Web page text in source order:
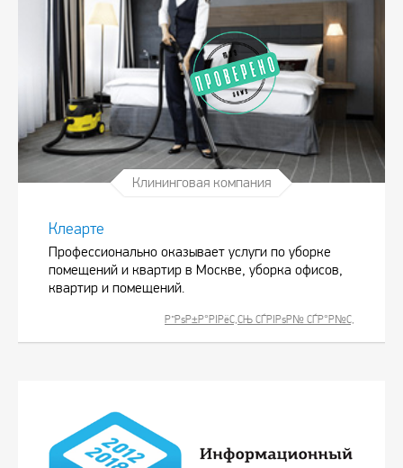
Клининговая компания
Клеарте
Профессионально оказывает услуги по уборке
помещений и квартир в Москве, уборка офисов,
квартир и помещений.
Р”РѕР±Р°РІРёС‚СЊ СЃРІРѕР№ СЃР°Р№С‚